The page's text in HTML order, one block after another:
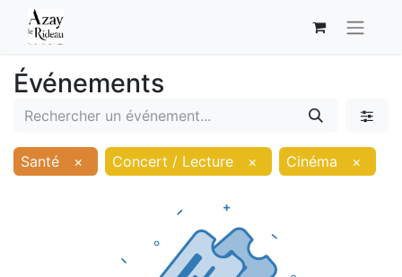
Événements
Santé × Concert / Lecture × Cinéma ×